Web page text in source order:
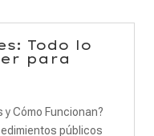
Todo lo
para
Cómo Funcionan?
públicos